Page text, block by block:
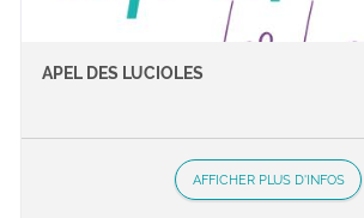
APEL DES LUCIOLES
AFFICHER PLUS D'INFOS